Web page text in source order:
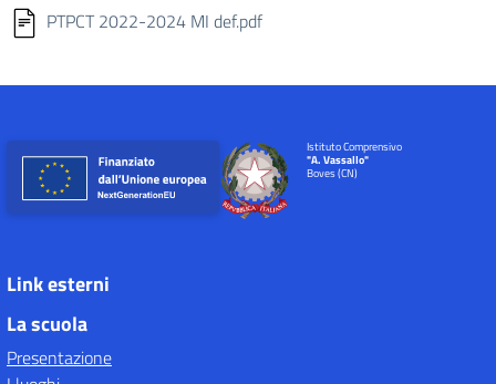
PTPCT 2022-2024 MI def.pdf
Istituto Comprensivo
"A. Vassallo"
Boves (CN)
Link esterni
La scuola
Presentazione